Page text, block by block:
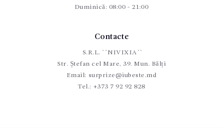
Duminică: 08:00 - 21:00
Contacte
S.R.L. ``NIVIXIA``
Str. Ștefan cel Mare, 39. Mun. Bălți
Email: surprize@iubeste.md
Tel.: +373 7 92 92 828